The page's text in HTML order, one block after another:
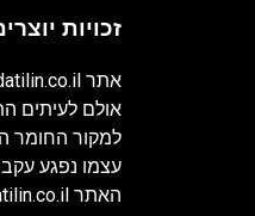
זכויות
אתר
אולם לעיתים
עצמו נפגע עקב
האתר